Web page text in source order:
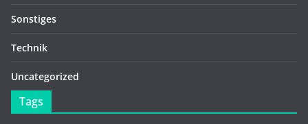
Sonstiges
Technik
Uncategorized
Tags